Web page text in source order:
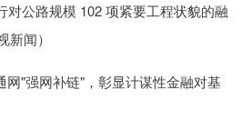
对公路规模 102 项紧要工程状貌的融
闻）
网"强网补链"，彰显计谋性金融对基